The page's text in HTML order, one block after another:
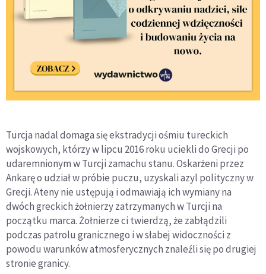
Turcja nadal domaga się ekstradycji ośmiu tureckich
wojskowych, którzy w lipcu 2016 roku uciekli do Grecji po
udaremnionym w Turcji zamachu stanu. Oskarżeni przez
Ankarę o udział w próbie puczu, uzyskali azyl polityczny w
Grecji. Ateny nie ustępują i odmawiają ich wymiany na
dwóch greckich żołnierzy zatrzymanych w Turcji na
początku marca. Żołnierze ci twierdzą, że zabłądzili
podczas patrolu granicznego i w słabej widoczności z
powodu warunków atmosferycznych znaleźli się po drugiej
stronie granicy.